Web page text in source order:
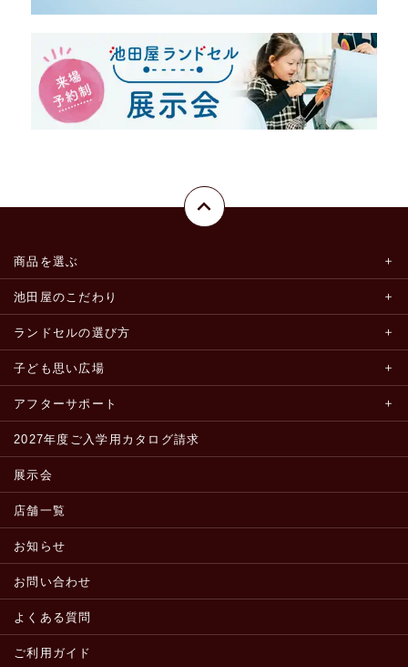
商品を選ぶ
池田屋のこだわり
ランドセルの選び方
子ども思い広場
アフターサポート
2027年度ご入学用カタログ請求
展示会
店舗一覧
お知らせ
お問い合わせ
よくある質問
ご利用ガイド